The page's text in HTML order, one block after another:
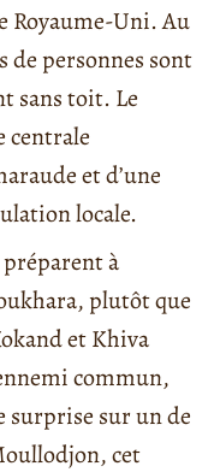
Royaume-Uni. Au
de personnes sont
sans toit. Le
centrale
et d’une
locale.
préparent à
plutôt que
et Khiva
commun,
surprise sur un de
cet